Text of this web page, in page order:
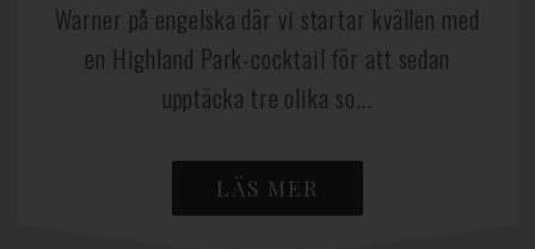
Warner på engelska där vi startar kvällen med
en Highland Park-cocktail för att sedan
upptäcka tre olika so...
LÄS MER